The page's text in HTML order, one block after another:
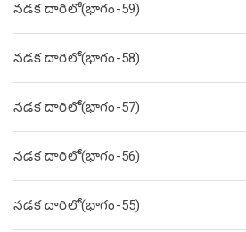
నడక దారిలో(భాగం-59)
నడక దారిలో(భాగం-58)
నడక దారిలో(భాగం-57)
నడక దారిలో(భాగం-56)
నడక దారిలో(భాగం-55)